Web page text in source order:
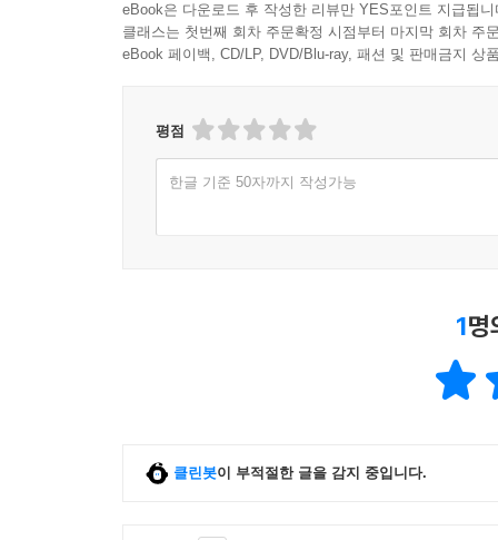
eBook은 다운로드 후 작성한 리뷰만 YES포인트 지급됩니
클래스는 첫번째 회차 주문확정 시점부터 마지막 회차 주
eBook 페이백, CD/LP, DVD/Blu-ray, 패션 및 판매금지 상
평점
한글 기준 50자까지 작성가능
1명
클린봇이 부적절한 글을 감지 중입니다.